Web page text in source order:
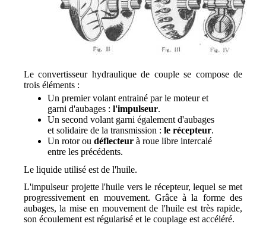
Le convertisseur hydraulique de couple se compose de
trois éléments :
Un premier volant entrainé par le moteur et
garni d'aubages : l'impulseur.
Un second volant garni également d'aubages
et solidaire de la transmission : le récepteur.
Un rotor ou déflecteur à roue libre intercalé
entre les précédents.
Le liquide utilisé est de l'huile.
L'impulseur projette l'huile vers le récepteur, lequel se met
progressivement en mouvement. Grâce à la forme des
aubages, la mise en mouvement de l'huile est très rapide,
son écoulement est régularisé et le couplage est accéléré.